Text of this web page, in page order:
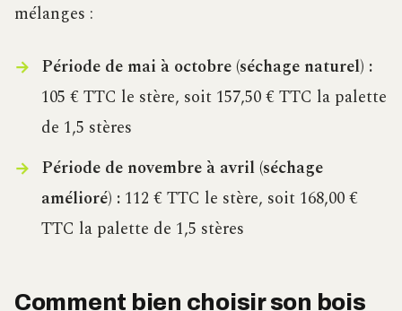
mélanges :
Période de mai à octobre (séchage naturel) :
105 € TTC le stère, soit 157,50 € TTC la palette
de 1,5 stères
Période de novembre à avril (séchage
amélioré) :112 € TTC le stère, soit 168,00 €
TTC la palette de 1,5 stères
Comment bien choisir son bois